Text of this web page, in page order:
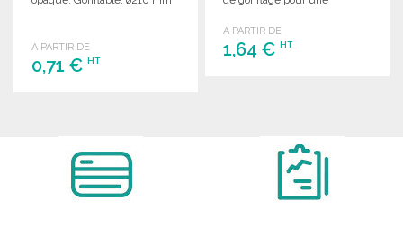
A PARTIR DE
0,71 € HT
A PARTIR DE
1,64 €HT